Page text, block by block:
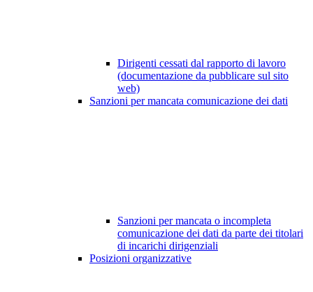
Dirigenti cessati dal rapporto di lavoro
(documentazione da pubblicare sul sito
web)
Sanzioni per mancata comunicazione dei dati
Sanzioni per mancata o incompleta
comunicazione dei dati da parte dei titolari
di incarichi dirigenziali
Posizioni organizzative